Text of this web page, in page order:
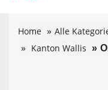
Home Alle
Kanton Wallis